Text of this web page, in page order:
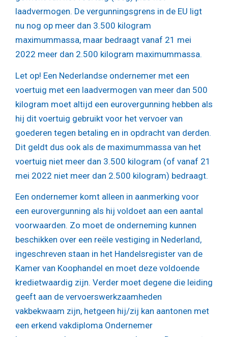
laadvermogen. De vergunningsgrens in de EU ligt
nu nog op meer dan 3.500 kilogram
maximummassa, maar bedraagt vanaf 21 mei
2022 meer dan 2.500 kilogram maximummassa.
Let op! Een Nederlandse ondernemer met een
voertuig met een laadvermogen van meer dan 500
kilogram moet altijd een eurovergunning hebben als
hij dit voertuig gebruikt voor het vervoer van
goederen tegen betaling en in opdracht van derden.
Dit geldt dus ook als de maximummassa van het
voertuig niet meer dan 3.500 kilogram (of vanaf 21
mei 2022 niet meer dan 2.500 kilogram) bedraagt.
Een ondernemer komt alleen in aanmerking voor
een eurovergunning als hij voldoet aan een aantal
voorwaarden. Zo moet de onderneming kunnen
beschikken over een reële vestiging in Nederland,
ingeschreven staan in het Handelsregister van de
Kamer van Koophandel en moet deze voldoende
kredietwaardig zijn. Verder moet degene die leiding
geeft aan de vervoerswerkzaamheden
vakbekwaam zijn, hetgeen hij/zij kan aantonen met
een erkend vakdiploma Ondernemer